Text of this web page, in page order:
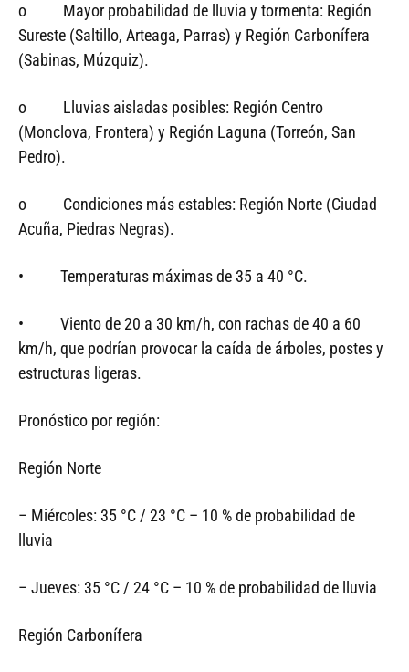
o Mayor probabilidad de lluvia y tormenta: Región
Sureste (Saltillo, Arteaga, Parras) y Región Carbonífera
(Sabinas, Múzquiz).
o Lluvias aisladas posibles: Región Centro
(Monclova, Frontera) y Región Laguna (Torreón, San
Pedro).
o Condiciones más estables: Región Norte (Ciudad
Acuña, Piedras Negras).
• Temperaturas máximas de 35 a 40 °C.
• Viento de 20 a 30 km/h, con rachas de 40 a 60
km/h, que podrían provocar la caída de árboles, postes y
estructuras ligeras.
Pronóstico por región:
Región Norte
– Miércoles: 35 °C / 23 °C – 10 % de probabilidad de
lluvia
– Jueves: 35 °C / 24 °C – 10 % de probabilidad de lluvia
Región Carbonífera